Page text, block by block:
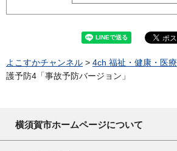
よこすかチャンネル > 4ch 福祉・健康・医療
護予防4「事故予防バージョン」
横須賀市ホームページについて